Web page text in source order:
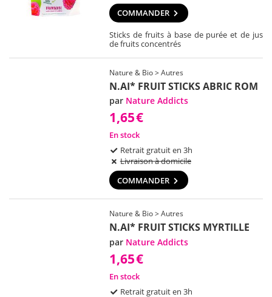
COMMANDER
Sticks de fruits à base de purée et de jus
de fruits concentrés
Nature & Bio > Autres
N.AI* FRUIT STICKS ABRIC ROM
par Nature Addicts
1,65€
En stock
Retrait gratuit en 3h
Livraison à domicile
COMMANDER
Nature & Bio > Autres
N.AI* FRUIT STICKS MYRTILLE
par Nature Addicts
1,65€
En stock
Retrait gratuit en 3h